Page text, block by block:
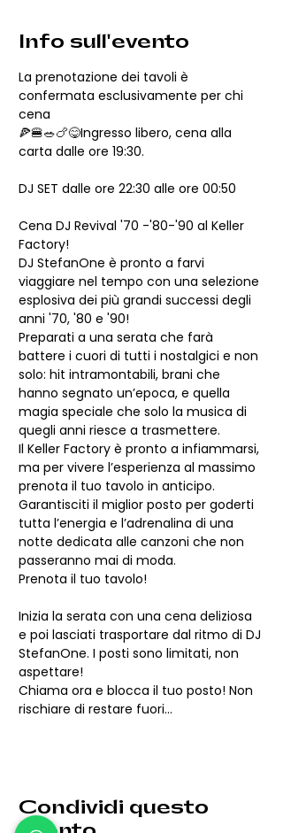
Info sull'evento
La prenotazione dei tavoli è
confermata esclusivamente per chi
cena
🍕🍔🥗🍗😋Ingresso libero, cena alla
carta dalle ore 19:30.
DJ SET dalle ore 22:30 alle ore 00:50
Cena DJ Revival '70 -'80-'90 al Keller
Factory!
DJ StefanOne è pronto a farvi
viaggiare nel tempo con una selezione
esplosiva dei più grandi successi degli
anni '70, '80 e '90!
Preparati a una serata che farà
battere i cuori di tutti i nostalgici e non
solo: hit intramontabili, brani che
hanno segnato un’epoca, e quella
magia speciale che solo la musica di
quegli anni riesce a trasmettere.
Il Keller Factory è pronto a infiammarsi,
ma per vivere l’esperienza al massimo
prenota il tuo tavolo in anticipo.
Garantisciti il miglior posto per goderti
tutta l’energia e l’adrenalina di una
notte dedicata alle canzoni che non
passeranno mai di moda.
Prenota il tuo tavolo!
Inizia la serata con una cena deliziosa
e poi lasciati trasportare dal ritmo di DJ
StefanOne. I posti sono limitati, non
aspettare!
Chiama ora e blocca il tuo posto! Non
rischiare di restare fuori…
Condividi questo